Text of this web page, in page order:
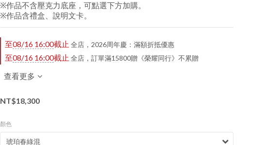
※作品不含壓克力底座，可點選下方加購。
※作品含禮盒、說明文卡。
至08/16 16:00截止 全店，2026周年慶：滿額折抵優惠
至08/16 16:00截止 全店，訂單滿15800贈《榮耀同行》不累贈
查看更多
NT$18,300
顏色